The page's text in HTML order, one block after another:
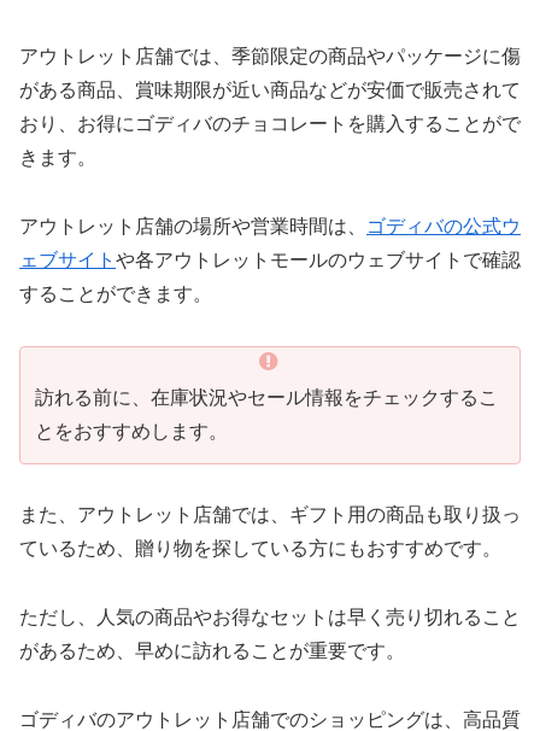
アウトレット店舗では、季節限定の商品やパッケージに傷
がある商品、賞味期限が近い商品などが安価で販売されて
おり、お得にゴディバのチョコレートを購入することがで
きます。
アウトレット店舗の場所や営業時間は、
ゴディバの公式ウ
ェブサイト や各アウトレットモールのウェブサイトで確認
することができます。
訪れる前に、在庫状況やセール情報をチェックするこ
とをおすすめします。
また、アウトレット店舗では、ギフト用の商品も取り扱っ
ているため、贈り物を探している方にもおすすめです。
ただし、人気の商品やお得なセットは早く売り切れること
があるため、早めに訪れることが重要です。
ゴディバのアウトレット店舗でのショッピングは、高品質